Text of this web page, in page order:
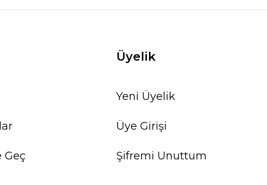
Geç
Üyelik
Yeni Üyelik
Üye Girişi
Şifremi Unuttum